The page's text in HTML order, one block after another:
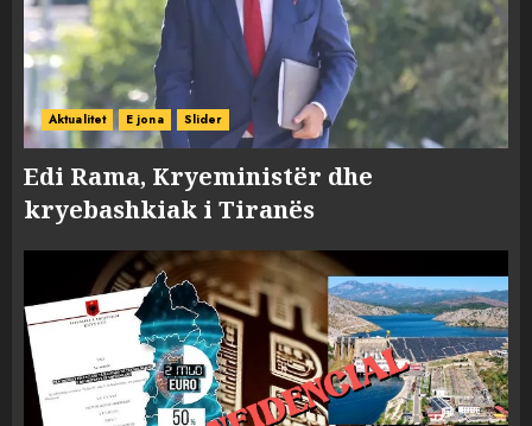
Aktualitet E jona Slider
Edi Rama, Kryeministër dhe
kryebashkiak i Tiranës